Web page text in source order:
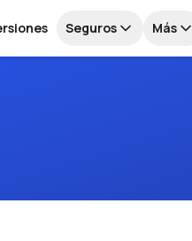
Seguros Más